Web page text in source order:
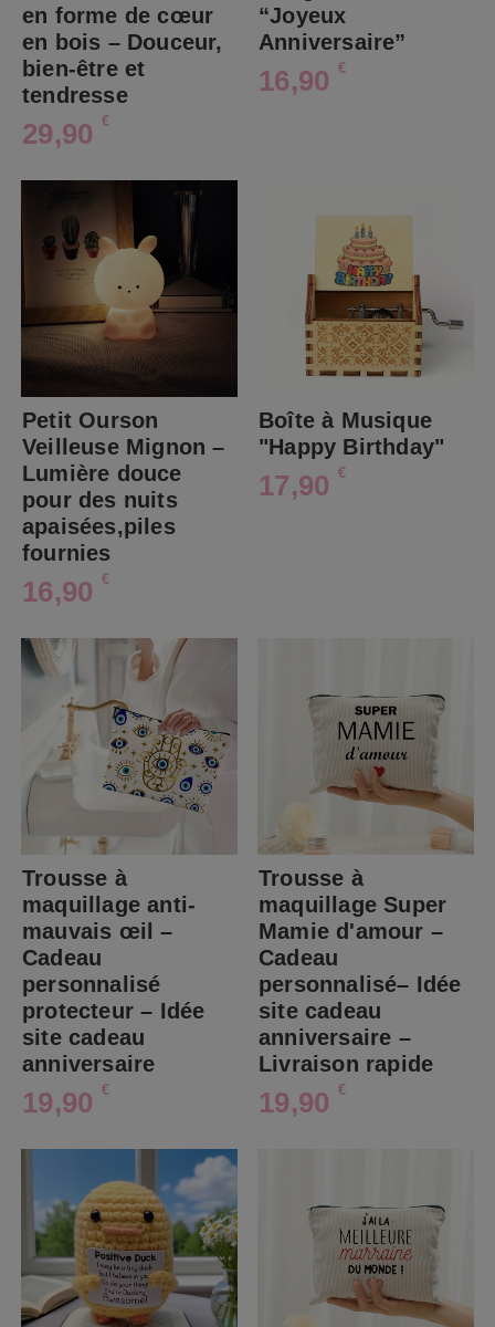
en forme de cœur
en bois – Douceur,
bien-être et
tendresse
29,90 €
“Joyeux
Anniversaire”
16,90 €
Petit Ourson
Veilleuse Mignon –
Lumière douce
pour des nuits
apaisées,piles
fournies
16,90 €
Boîte à Musique
"Happy Birthday"
17,90 €
Trousse à
maquillage anti-
mauvais œil –
Cadeau
personnalisé
protecteur – Idée
site cadeau
anniversaire
19,90 €
Trousse à
maquillage Super
Mamie d'amour –
Cadeau
personnalisé– Idée
site cadeau
anniversaire –
Livraison rapide
19,90 €